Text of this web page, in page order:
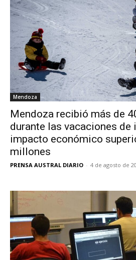
Mendoza
Mendoza recibió más de
durante las vacaciones de
impacto económico
millones
PRENSA AUSTRAL DIARIO - 4 de agosto de